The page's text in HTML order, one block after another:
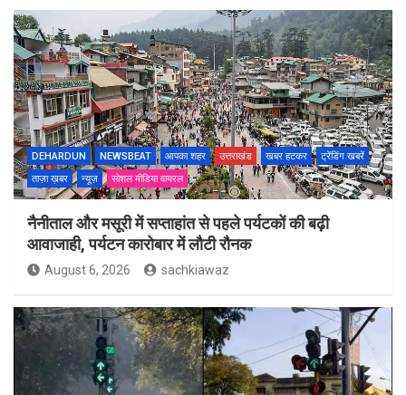
DEHARDUN NEWSBEAT आपका शहर उत्तराखंड खबर हटकर
ट्रेंडिंग खबरें
ताज़ा ख़बर
न्यूज़ सोशल मीडिया वायरल
नैनीताल और मसूरी में सप्ताहांत से पहले पर्यटकों की बढ़ी
आवाजाही, पर्यटन कारोबार में लौटी रौनक
August 6, 2026 sachkiawaz